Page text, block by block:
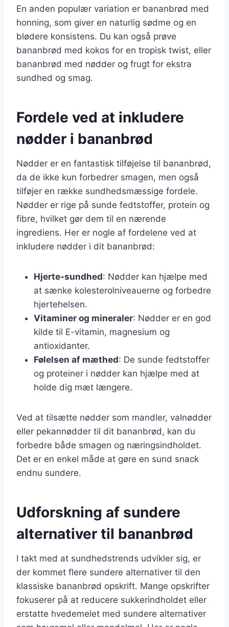
En anden populær variation er bananbrød med
honning, som giver en naturlig sødme og en
blødere konsistens. Du kan også prøve
bananbrød med kokos for en tropisk twist, eller
bananbrød med nødder og frugt for ekstra
sundhed og smag.
Fordele ved at inkludere
nødder i bananbrød
Nødder er en fantastisk tilføjelse til bananbrød,
da de ikke kun forbedrer smagen, men også
tilføjer en række sundhedsmæssige fordele.
Nødder er rige på sunde fedtstoffer, protein og
fibre, hvilket gør dem til en nærende
ingrediens. Her er nogle af fordelene ved at
inkludere nødder i dit bananbrød:
Hjerte-sundhed: Nødder kan hjælpe med
at sænke kolesterolniveauerne og forbedre
hjertehelsen.
Vitaminer og mineraler: Nødder er en god
kilde til E-vitamin, magnesium og
antioxidanter.
Følelsen af mæthed: De sunde fedtstoffer
og proteiner i nødder kan hjælpe med at
holde dig mæt længere.
Ved at tilsætte nødder som mandler, valnødder
eller pekannødder til dit bananbrød, kan du
forbedre både smagen og næringsindholdet.
Det er en enkel måde at gøre en sund snack
endnu sundere.
Udforskning af sundere
alternativer til bananbrød
I takt med at sundhedstrends udvikler sig, er
der kommet flere sundere alternativer til den
klassiske bananbrød opskrift. Mange opskrifter
fokuserer på at reducere sukkerindholdet eller
erstatte hvedemelet med sundere alternativer